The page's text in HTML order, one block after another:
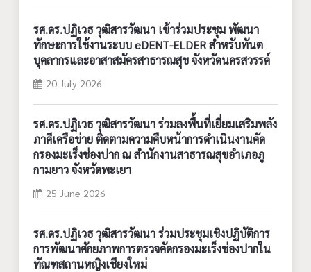
รศ.ดร.ปฏิเวธ วุฒิสารวัฒนา เข้าร่วมประชุม พัฒนา
ทักษะการใช้งานระบบ eDENT-ELDER สำหรับทันต
บุคลากรและอาสาสมัครสาธารณสุข จังหวัดนครสวรรค์
20 July 2026
รศ.ดร.ปฏิเวธ วุฒิสารวัฒนา ร่วมลงพื้นที่เยี่ยมเสริมพลัง
ภาคีเครือข่าย ติดตามความคืบหน้าการดำเนินงานคัด
กรองมะเร็งช่องปาก ณ สำนักงานสาธารณสุขอำเภอภู
กามยาว จังหวัดพะเยา
25 June 2026
รศ.ดร.ปฏิเวธ วุฒิสารวัฒนา ร่วมประชุมเชิงปฏิบัติการ
การพัฒนาศักยภาพการตรวจคัดกรองมะเร็งช่องปากใน
ทัณฑสถานหญิงเชียงใหม่